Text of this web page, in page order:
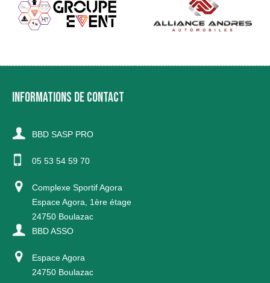
INFORMATIONS DE CONTACT
BBD SASP PRO
05 53 54 59 70
Complexe Sportif Agora
Espace Agora, 1ère étage
24750 Boulazac
BBD ASSO
Espace Agora
24750 Boulazac